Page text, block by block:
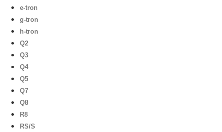
e-tron
g-tron
h-tron
Q2
Q3
Q4
Q5
Q7
Q8
R8
RS/S